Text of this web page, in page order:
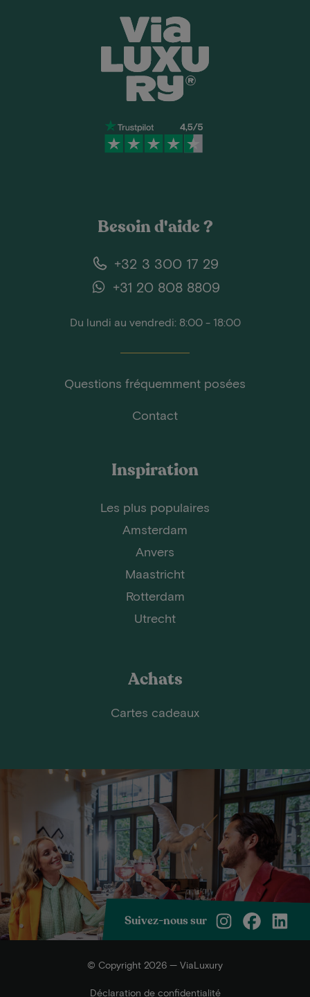
Besoin d'aide ?
+32 3 300 17 29
+31 20 808 8809
Du lundi au vendredi: 8:00 - 18:00
Questions fréquemment posées
Contact
Inspiration
Les plus populaires
Amsterdam
Anvers
Maastricht
Rotterdam
Utrecht
Achats
Cartes cadeaux
Suivez-nous sur
© Copyright 2026 — ViaLuxury
Déclaration de confidentialité